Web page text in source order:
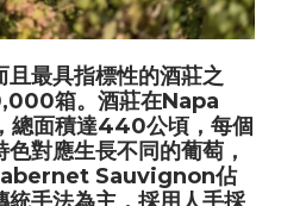
且最具指標性的酒莊之
箱。酒莊在Napa
總面積達440公頃，每個
對應生長不同的葡萄，
Sauvignon佔